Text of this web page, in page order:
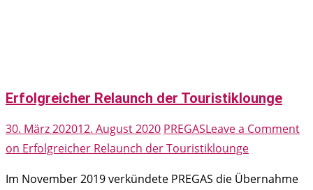
Erfolgreicher Relaunch der Touristiklounge
30. März 202012. August 2020 PREGASLeave a Comment
on Erfolgreicher Relaunch der Touristiklounge
Im November 2019 verkündete PREGAS die Übernahme